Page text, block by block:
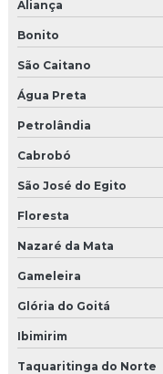
Aliança
Bonito
São Caitano
Água Preta
Petrolândia
Cabrobó
São José do Egito
Floresta
Nazaré da Mata
Gameleira
Glória do Goitá
Ibimirim
Taquaritinga do Norte